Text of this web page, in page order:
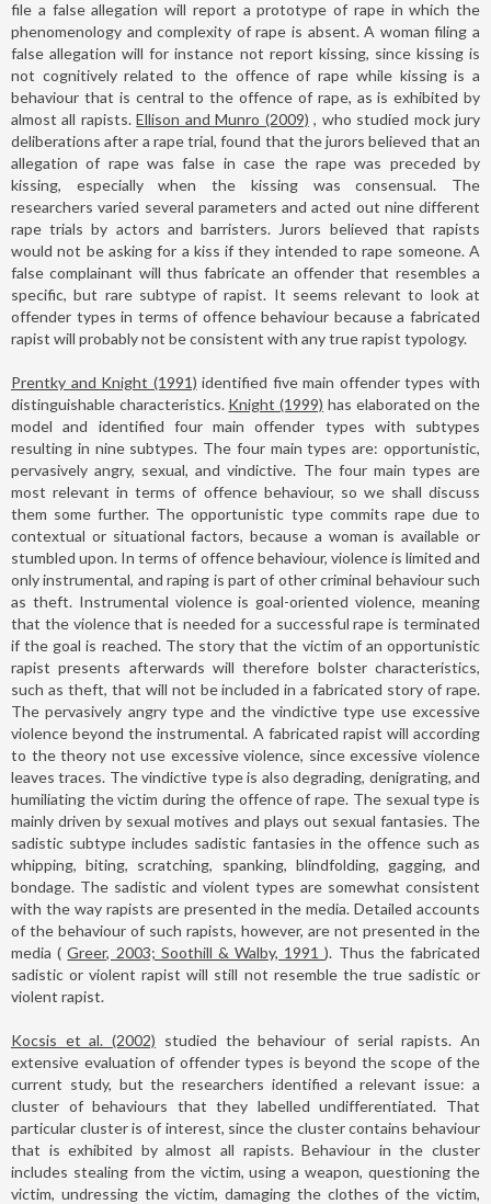
file a false allegation will report a prototype of rape in which the
phenomenology and complexity of rape is absent. A woman filing a
false allegation will for instance not report kissing, since kissing is
not cognitively related to the offence of rape while kissing is a
behaviour that is central to the offence of rape, as is exhibited by
almost all rapists.Ellison and Munro (2009) , who studied mock jury
deliberations after a rape trial, found that the jurors believed that an
allegation of rape was false in case the rape was preceded by
kissing, especially when the kissing was consensual. The
researchers varied several parameters and acted out nine different
rape trials by actors and barristers. Jurors believed that rapists
would not be asking for a kiss if they intended to rape someone. A
false complainant will thus fabricate an offender that resembles a
specific, but rare subtype of rapist. It seems relevant to look at
offender types in terms of offence behaviour because a fabricated
rapist will probably not be consistent with any true rapist typology.
Prentky and Knight (1991) identified five main offender types with
distinguishable characteristics. Knight (1999) has elaborated on the
model and identified four main offender types with subtypes
resulting in nine subtypes. The four main types are: opportunistic,
pervasively angry, sexual, and vindictive. The four main types are
most relevant in terms of offence behaviour, so we shall discuss
them some further. The opportunistic type commits rape due to
contextual or situational factors, because a woman is available or
stumbled upon. In terms of offence behaviour, violence is limited and
only instrumental, and raping is part of other criminal behaviour such
as theft. Instrumental violence is goal-oriented violence, meaning
that the violence that is needed for a successful rape is terminated
if the goal is reached. The story that the victim of an opportunistic
rapist presents afterwards will therefore bolster characteristics,
such as theft, that will not be included in a fabricated story of rape.
The pervasively angry type and the vindictive type use excessive
violence beyond the instrumental. A fabricated rapist will according
to the theory not use excessive violence, since excessive violence
leaves traces. The vindictive type is also degrading, denigrating, and
humiliating the victim during the offence of rape. The sexual type is
mainly driven by sexual motives and plays out sexual fantasies. The
sadistic subtype includes sadistic fantasies in the offence such as
whipping, biting, scratching, spanking, blindfolding, gagging, and
bondage. The sadistic and violent types are somewhat consistent
with the way rapists are presented in the media. Detailed accounts
of the behaviour of such rapists, however, are not presented in the
media (Greer, 2003; Soothill & Walby, 1991). Thus the fabricated
sadistic or violent rapist will still not resemble the true sadistic or
violent rapist.
Kocsis et al. (2002) studied the behaviour of serial rapists. An
extensive evaluation of offender types is beyond the scope of the
current study, but the researchers identified a relevant issue: a
cluster of behaviours that they labelled undifferentiated. That
particular cluster is of interest, since the cluster contains behaviour
that is exhibited by almost all rapists. Behaviour in the cluster
includes stealing from the victim, using a weapon, questioning the
victim, undressing the victim, damaging the clothes of the victim,